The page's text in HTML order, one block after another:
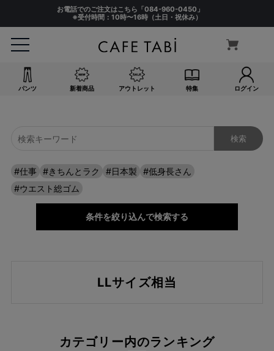
お電話でのご注文はこちら「084-960-0450 」
※受付時間：10時〜16時（土日・祝休み）
パンツ 新着商品 アウトレット 特集 ログイン
#仕事 #きちんとラク #日本製
#低身長さん
#ウエスト総ゴム
条件を絞り込んで検索する
LLサイズ相当
カテゴリー内のランキング
カラー
指定なし
ブラック系
オレンジ系